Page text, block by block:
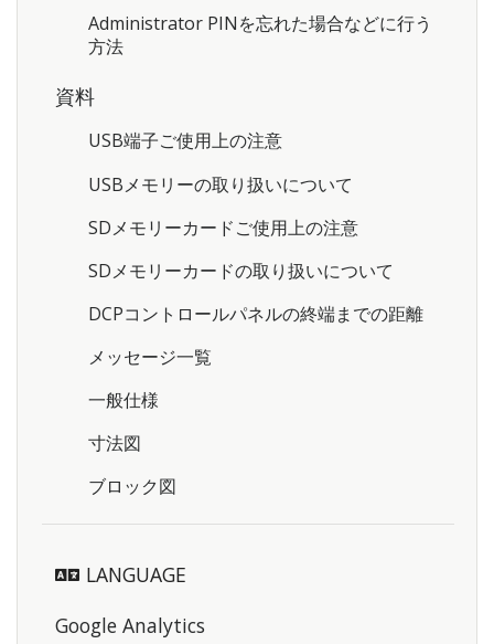
Administrator PINを忘れた場合などに行う
方法
資料
USB端子ご使用上の注意
USBメモリーの取り扱いについて
SDメモリーカードご使用上の注意
SDメモリーカードの取り扱いについて
DCPコントロールパネルの終端までの距離
メッセージ一覧
一般仕様
寸法図
ブロック図
LANGUAGE
Google Analytics